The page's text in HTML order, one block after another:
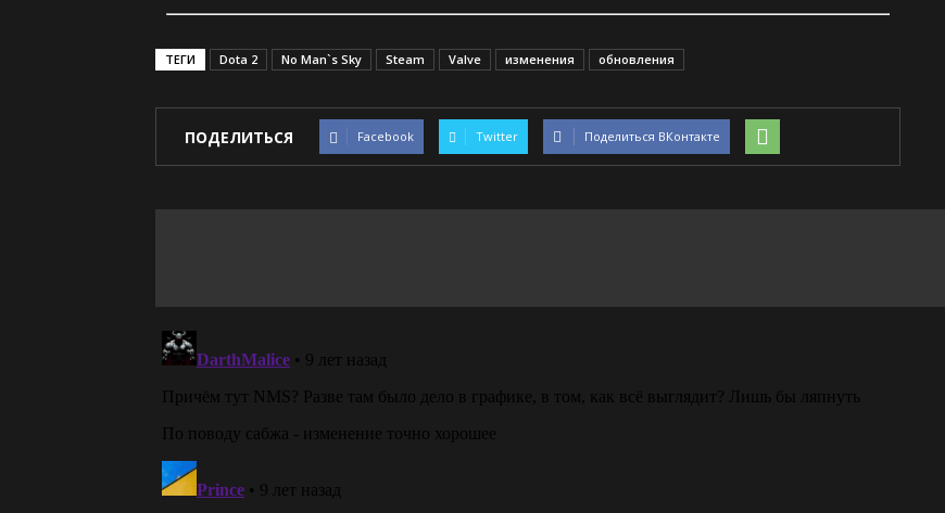
ТЕГИ Dota 2 No Man`s Sky Steam Valve изменения обновления
ПОДЕЛИТЬСЯ Facebook Twitter Поделиться ВКонтакте